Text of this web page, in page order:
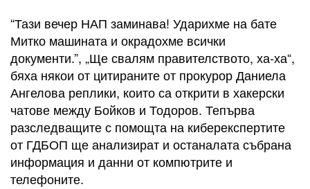
“Тази вечер НАП заминава! Ударихме на бате
Митко машината и окрадохме всички
документи.”, „Ще свалям правителството, ха-ха“,
бяха някои от цитираните от прокурор Даниела
Ангелова реплики, които са открити в хакерски
чатове между Бойков и Тодоров. Тепърва
разследващите с помощта на киберекспертите
от ГДБОП ще анализират и останалата събрана
информация и данни от компютрите и
телефоните.